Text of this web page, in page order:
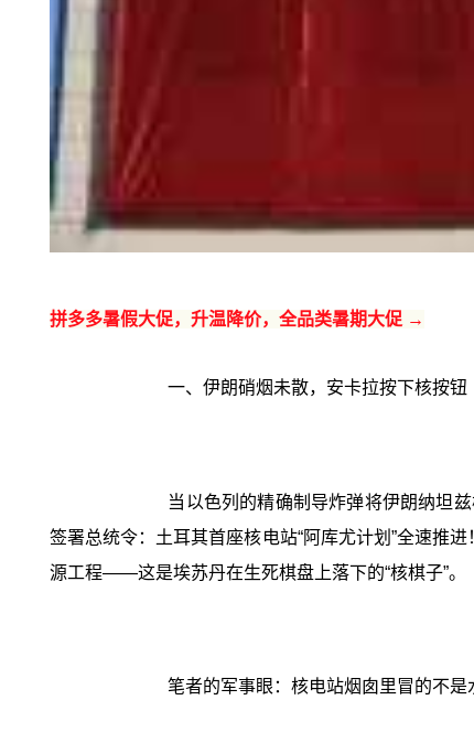
拼多多暑假大促，升温降价，全品类暑期大促 →
一、伊朗硝烟未散，安卡拉按下核按钮
当以色列的精确制导炸弹将伊朗纳坦
签署总统令：土耳其首座核电站“阿库尤计划”全速推
源工程——这是埃苏丹在生死棋盘上落下的“核棋子”。
笔者的军事眼：核电站烟囱里冒的不